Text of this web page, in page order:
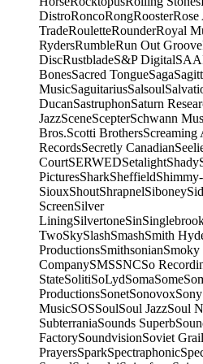
DistroRoncoRongRoosterRose
TradeRouletteRounderRoyal
RydersRumbleRun Out Groove
DiscRustbladeS&P Digital
BonesSacred TongueSaga
MusicSaguitariusSalsoul
DucanSastruphonSaturn
JazzSceneScepterSchwann
Bros.Scotti BrothersScreaming
RecordsSecretly Canadian
CourtSERWEDSetalightShady
PicturesSharkSheffield
SiouxShoutShrapnelSiboney
ScreenSilver
LiningSilvertoneSin
TwoSkySlashSmashSmith
ProductionsSmithsonianSmoky
CompanySMSSNCSo
StateSolitiSoLydSomaSome
ProductionsSonetSonovoxSony
MusicSOSSoulSoul JazzSoul
SubterraniaSounds Superb
FactorySoundvisionSoviet Grail
PrayersSparkSpectraphonic